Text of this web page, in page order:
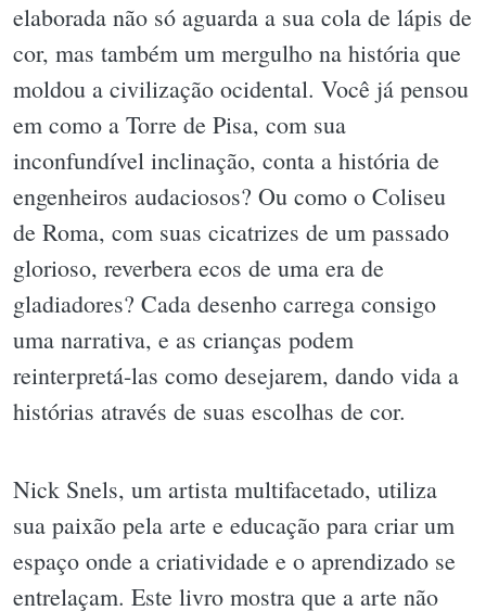
elaborada não só aguarda a sua cola de lápis de
cor, mas também um mergulho na história que
moldou a civilização ocidental. Você já pensou
em como a Torre de Pisa, com sua
inconfundível inclinação, conta a história de
engenheiros audaciosos? Ou como o Coliseu
de Roma, com suas cicatrizes de um passado
glorioso, reverbera ecos de uma era de
gladiadores? Cada desenho carrega consigo
uma narrativa, e as crianças podem
reinterpretá-las como desejarem, dando vida a
histórias através de suas escolhas de cor.
Nick Snels, um artista multifacetado, utiliza
sua paixão pela arte e educação para criar um
espaço onde a criatividade e o aprendizado se
entrelaçam. Este livro mostra que a arte não